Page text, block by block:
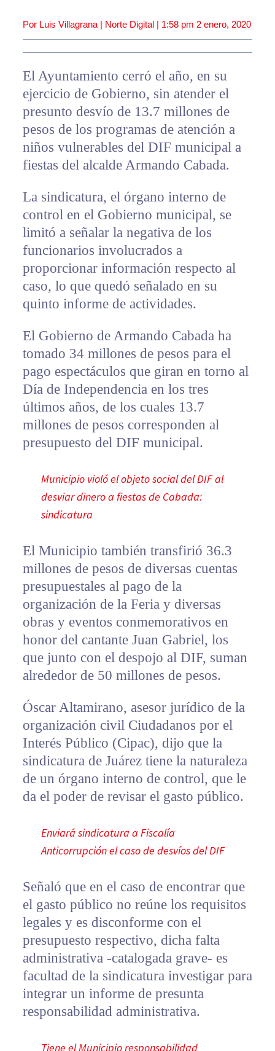
Por Luis Villagrana | Norte Digital | 1:58 pm 2 enero, 2020
El Ayuntamiento cerró el año, en su
ejercicio de Gobierno, sin atender el
presunto desvío de 13.7 millones de
pesos de los programas de atención a
niños vulnerables del DIF municipal a
fiestas del alcalde Armando Cabada.
La sindicatura, el órgano interno de
control en el Gobierno municipal, se
limitó a señalar la negativa de los
funcionarios involucrados a
proporcionar información respecto al
caso, lo que quedó señalado en su
quinto informe de actividades.
El Gobierno de Armando Cabada ha
tomado 34 millones de pesos para el
pago espectáculos que giran en torno al
Día de Independencia en los tres
últimos años, de los cuales 13.7
millones de pesos corresponden al
presupuesto del DIF municipal.
Municipio violó el objeto social del DIF al
desviar dinero a fiestas de Cabada:
sindicatura
El Municipio también transfirió 36.3
millones de pesos de diversas cuentas
presupuestales al pago de la
organización de la Feria y diversas
obras y eventos conmemorativos en
honor del cantante Juan Gabriel, los
que junto con el despojo al DIF, suman
alrededor de 50 millones de pesos.
Óscar Altamirano, asesor jurídico de la
organización civil Ciudadanos por el
Interés Público (Cipac), dijo que la
sindicatura de Juárez tiene la naturaleza
de un órgano interno de control, que le
da el poder de revisar el gasto público.
Enviará sindicatura a Fiscalía
Anticorrupción el caso de desvíos del DIF
Señaló que en el caso de encontrar que
el gasto público no reúne los requisitos
legales y es disconforme con el
presupuesto respectivo, dicha falta
administrativa -catalogada grave- es
facultad de la sindicatura investigar para
integrar un informe de presunta
responsabilidad administrativa.
Tiene el Municipio responsabilidad